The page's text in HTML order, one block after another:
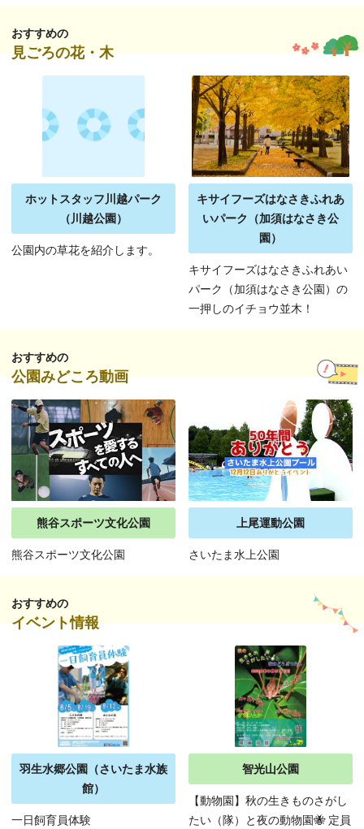
おすすめの
見ごろの花・木
ホットスタッフ川越パーク
（川越公園）
公園内の草花を紹介します。
キサイフーズはなさきふれあ
いパーク（加須はなさき公
園）
キサイフーズはなさきふれあい
パーク（加須はなさき公園）の
一押しのイチョウ並木！
おすすめの
公園みどころ動画
熊谷スポーツ文化公園
熊谷スポーツ文化公園
上尾運動公園
さいたま水上公園
おすすめの
イベント情報
羽生水郷公園（さいたま水族
館）
一日飼育員体験
智光山公園
【動物園】秋の生きものさがし
たい（隊）と夜の動物園🐝 定員